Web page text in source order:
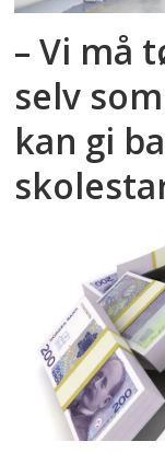
– Vi må
selv
kan gi